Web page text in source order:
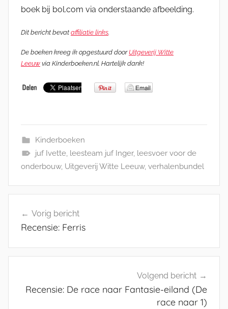
boek bij bol.com via onderstaande afbeelding.
Dit bericht bevat affiliatie links.
De boeken kreeg ik opgestuurd door Uitgeverij Witte
Leeuw via Kinderboeken.nl. Hartelijk dank!
Kinderboeken
juf Ivette, leesteam juf Inger, leesvoer voor de
onderbouw, Uitgeverij Witte Leeuw, verhalenbundel
navigatie
Vorig bericht
Recensie: Ferris
Volgend bericht
Recensie: De race naar Fantasie-eiland (De
race naar 1)